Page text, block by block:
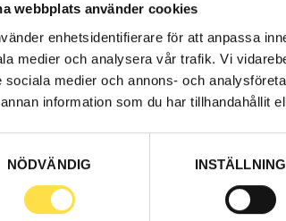
webbplats använder cookies
enhetsidentifierare för att anpassa
medier och analysera vår trafik. Vi
sociala medier och annons- och
information som du har tillhandahållit
NÖDVÄNDIG
nr981314
Grenrör.
GASSPJÄLL
AV435